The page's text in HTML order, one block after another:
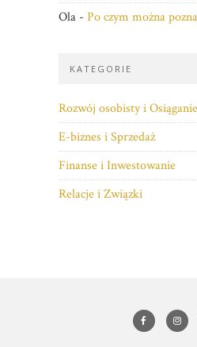
Ola - Po czym można
KATEGORIE
Rozwój osobisty i
E-biznes i Sprzedaż
Finanse i Inwestowanie
Relacje i Związki